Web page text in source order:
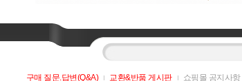
구매 질문.답변(Q&A) 교환&반품 게시판 쇼핑몰 공지사항